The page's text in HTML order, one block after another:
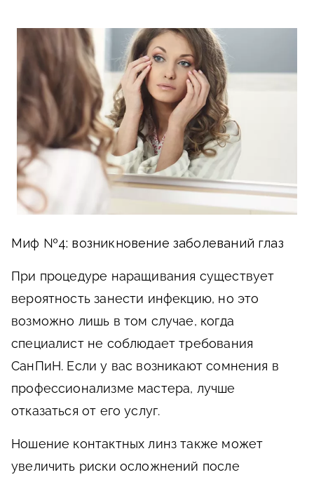
Миф №4: возникновение заболеваний глаз
При процедуре наращивания существует
вероятность занести инфекцию, но это
возможно лишь в том случае, когда
специалист не соблюдает требования
СанПиН. Если у вас возникают сомнения в
профессионализме мастера, лучше
отказаться от его услуг.
Ношение контактных линз также может
увеличить риски осложнений после